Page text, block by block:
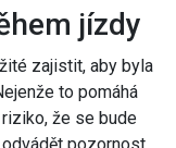
jízdy
zajistit, aby byla
to pomáhá
že se bude